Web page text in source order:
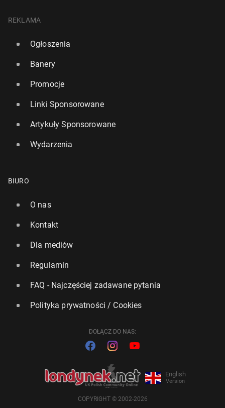
REKLAMA
Ogłoszenia
Banery
Promocje
Linki Sponsorowane
Artykuły Sponsorowane
Wydarzenia
BIURO
O nas
Kontakt
Dla mediów
Regulamin
FAQ - Najczęściej zadawane pytania
Polityka prywatności / Cookies
DOŁĄCZ DO NAS:
English
Version
COPYRIGHT © 2002-2026